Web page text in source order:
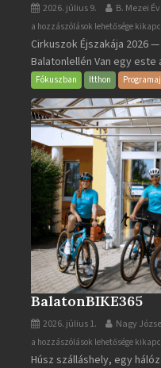
2026. július 9. B. Mezei
Cirkuszok
Éjszakája
2026
bejegyzéshez
a hozzászólások lehetősége
Cirkuszok Éjszakája 2026
Balatonlellén Van egy este
Fókuszban Itthon
BalatonBIKE365
2026. július 1. Nagy
BalatonBIKE365
bejegyzéshez
a hozzászólások lehetősége
Húsz szálláshely, egy